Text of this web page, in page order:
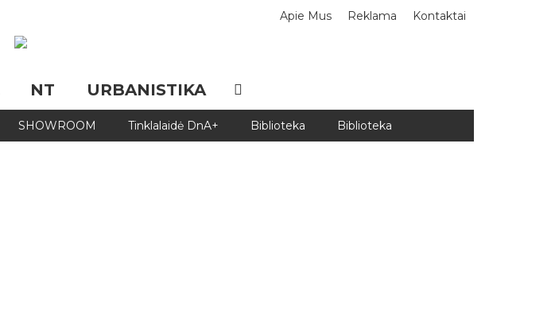
Apie Mus Reklama Kontaktai
NT URBANISTIKA
SHOWROOM Tinklalaidė DnA+ Biblioteka Biblioteka